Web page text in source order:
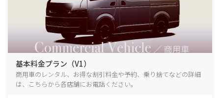
基本料金プラン（V1）
商用車のレンタル、お得な割引料金や予約、乗り捨てなどの詳細
は、こちらから各店舗にお電話ください。